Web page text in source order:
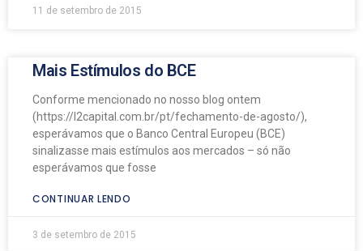
11 de setembro de 2015
Mais Estímulos do BCE
Conforme mencionado no nosso blog ontem
(https://l2capital.com.br/pt/fechamento-de-agosto/),
esperávamos que o Banco Central Europeu (BCE)
sinalizasse mais estímulos aos mercados – só não
esperávamos que fosse
CONTINUAR LENDO
3 de setembro de 2015